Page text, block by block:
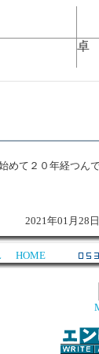
卓
めて２０年経つん
2021年01月28
HOME